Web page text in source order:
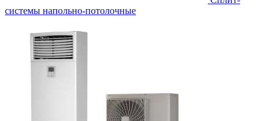
системы напольно-потолочные